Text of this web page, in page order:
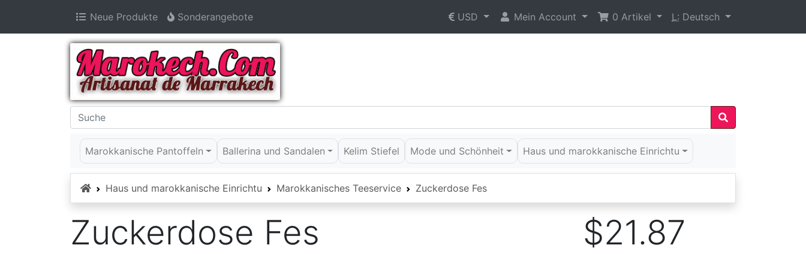
Neue Produkte Sonderangebote USD Mein Account 0 Artikel L: Deutsch
Marokkanische Pantoffeln Ballerina und Sandalen Kelim Stiefel Mode und Schönheit Haus und marokkanische Einrichtu
Startseite
Haus und marokkanische Einrichtu Marokkanisches Teeservice Zuckerdose Fes
Zuckerdose Fes $21.87